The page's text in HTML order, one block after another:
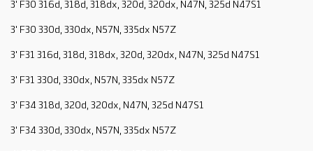
3' F30 316d, 318d, 318dx, 320d, 320dx, N47N, 325d N47S1
3' F30 330d, 330dx, N57N, 335dx N57Z
3' F31 316d, 318d, 318dx, 320d, 320dx, N47N, 325d N47S1
3' F31 330d, 330dx, N57N, 335dx N57Z
3' F34 318d, 320d, 320dx, N47N, 325d N47S1
3' F34 330d, 330dx, N57N, 335dx N57Z